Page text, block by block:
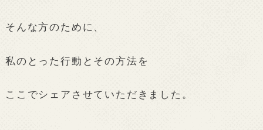
そんな方のために、
私のとった行動とその方法を
ここでシェアさせていただきました。